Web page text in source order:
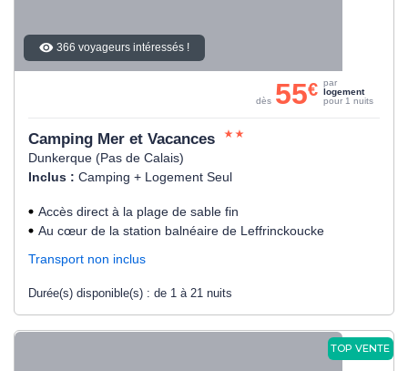
366 voyageurs intéressés !
Camping Mer et Vacances
Dunkerque (Pas de Calais)
Inclus : Camping + Logement Seul
Accès direct à la plage de sable fin
Au cœur de la station balnéaire de Leffrinckoucke
Transport non inclus
Durée(s) disponible(s) : de 1 à 21 nuits
dès 55€ par
logement
pour 1 nuits
TOP VENTE